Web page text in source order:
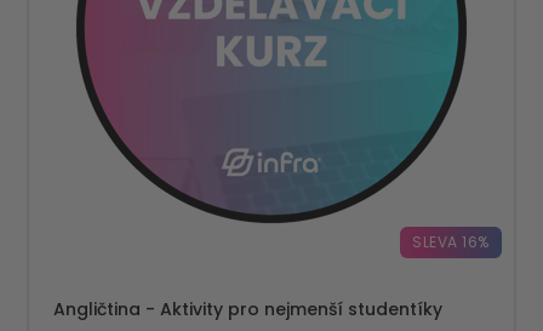
SLEVA 16%
Angličtina - Aktivity pro nejmenší studentíky